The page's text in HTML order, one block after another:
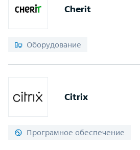
Cherit
Оборудование
Citrix
Програмное обеспечение